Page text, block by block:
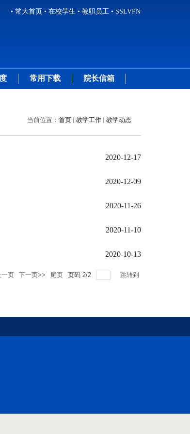
• 常大首页 • 在校学生 • 教职员工 • SSLVPN
常用下载 院长信箱
当前位置： 首页 教学工作 教学动态
2020-12-17
2020-12-09
2020-11-26
2020-11-10
2020-10-13
页 下一页>> 尾页 页码 2/2 跳转到